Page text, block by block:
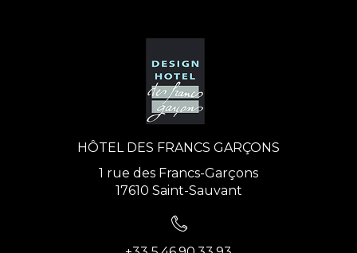
HÔTEL DES FRANCS GARÇONS
1 rue des Francs-Garçons
17610 Saint-Sauvant